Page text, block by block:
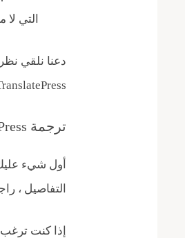
التي لا
ترجمة WordPress مع TranslatePress
التفاصيل ،
إذا كنت